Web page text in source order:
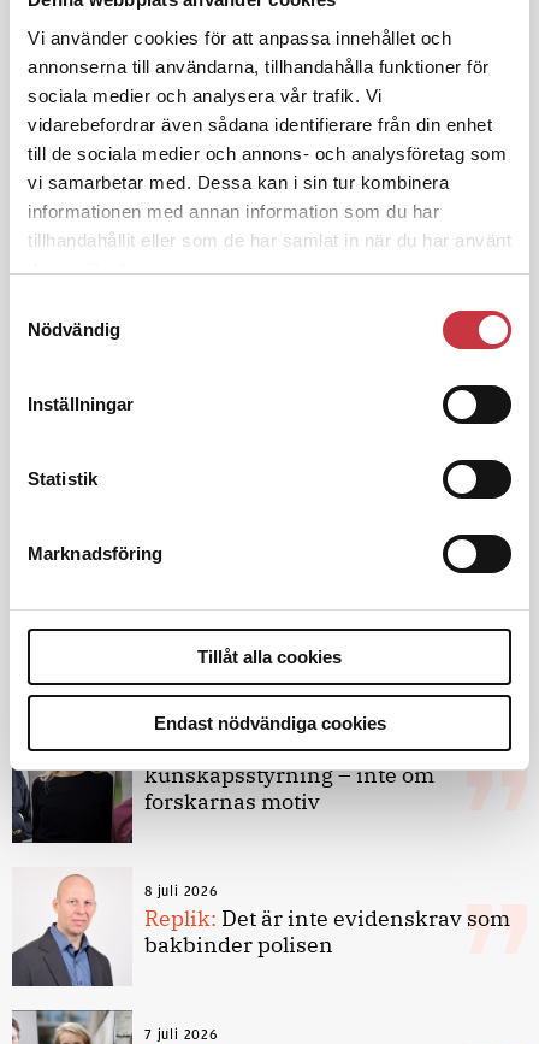
Vi använder cookies för att anpassa innehållet och
annonserna till användarna, tillhandahålla funktioner för
sociala medier och analysera vår trafik. Vi
vidarebefordrar även sådana identifierare från din enhet
till de sociala medier och annons- och analysföretag som
vi samarbetar med. Dessa kan i sin tur kombinera
informationen med annan information som du har
tillhandahållit eller som de har samlat in när du har använt
deras tjänster.
Nödvändig
Inställningar
Statistik
Marknadsföring
Tillåt alla cookies
Endast nödvändiga cookies
Klart: Ingångslönen höjs med 2 300
kronor
4 juni 2026
Insändare:Miljoner i sjön –
polisaspiranter underkänns på
godtyckliga grunder
Snart 20 år i tjänst
– nu ska han lära sig grunderna
Polisregionen erkänner fel: ”Kommer
9 juli 2026
Slutreplik:Det handlar om
kunskapsstyrning – inte om
forskarnas motiv
8 juli 2026
Replik: Det är inte evidenskrav som
bakbinder polisen
7 juli 2026